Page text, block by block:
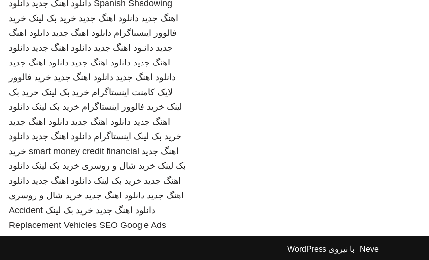
Spanish Shadowing دانلود اهنگ جدید دانلود
اهنگ جدید دانلود اهنگ جدید خرید بک لینک خرید
فالوور اینستاگرام دانلود اهنگ جدید دانلود اهنگ
جدید دانلود اهنگ جدید دانلود اهنگ جدید دانلود
اهنگ جدید دانلود اهنگ جدید دانلود اهنگ جدید
دانلود اهنگ جدید دانلود اهنگ جدید خرید فالوور
لایک کامنت اینستاگرام خرید بک لینک خرید بک
لینک خرید فالوور اینستاگرام خرید بک لینک دانلود
اهنگ جدید دانلود اهنگ جدید دانلود اهنگ جدید
خرید بک لینک اینستاگرام دانلود اهنگ جدید دانلود
اهنگ جدید smart money credit financial خرید
بک لینک خرید شال و روسری خرید بک لینک دانلود
اهنگ جدید خرید بک لینک دانلود اهنگ جدید دانلود
اهنگ جدید دانلود اهنگ جدید خرید شال و روسری
دانلود اهنگ جدید خرید بک لینک Accident
Replacement Vehicles SEO Google Ads
Neve | با نیروی WordPress